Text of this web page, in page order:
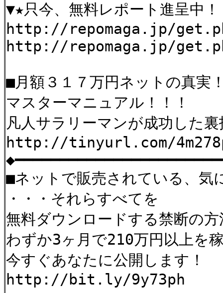
▼★只今、無料レポート進呈中！
http://repomaga.jp/
http://repomaga.jp/
■月額３１７万円ネットの真実
マスターマニュアル！！！
凡人サラリーマンが成功した
http://tinyurl.com/
■ネットで販売されている、気
・・・それらすべてを
無料ダウンロードする禁断の
わずか3ヶ月で210万円以上
今すぐあなたに公開します！
http://bit.ly/9y73ph